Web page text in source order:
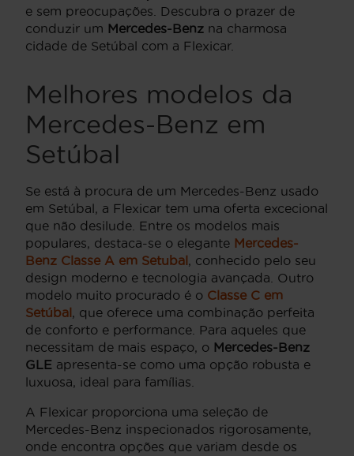
e sem preocupações. Descubra o prazer de
conduzir um Mercedes-Benz na charmosa
cidade de Setúbal com a Flexicar.
Melhores modelos da
Mercedes-Benz em
Setúbal
Se está à procura de um Mercedes-Benz usado
em Setúbal, a Flexicar tem uma oferta excecional
que não desilude. Entre os modelos mais
populares, destaca-se o elegante Mercedes-
Benz Classe A em Setubal, conhecido pelo seu
design moderno e tecnologia avançada. Outro
modelo muito procurado é o Classe C em
Setúbal, que oferece uma combinação perfeita
de conforto e performance. Para aqueles que
necessitam de mais espaço, o Mercedes-Benz
GLE apresenta-se como uma opção robusta e
luxuosa, ideal para famílias.
A Flexicar proporciona uma seleção de
Mercedes-Benz inspecionados rigorosamente,
onde encontra opções que variam desde os